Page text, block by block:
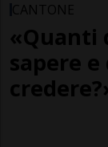
CANTONE
«Quanti
sapere